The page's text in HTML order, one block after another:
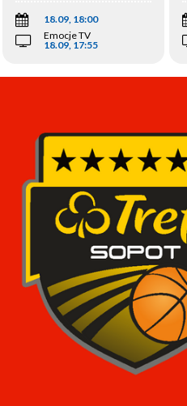
18.09, 18:00
Emocje TV
18.09, 17:55